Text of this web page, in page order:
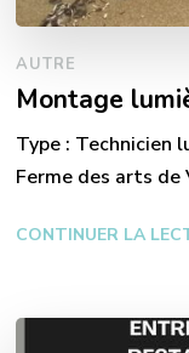
AUTRE
Montage
Type : Technicien
Ferme des arts
CONTINUER LA